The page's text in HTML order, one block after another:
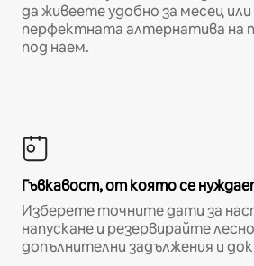
да живеете удобно за месец или
перфектната алтернатива на
под наем.
Гъвкавост, от която се
Изберете точните дати за
напускане и резервирайте
допълнителни задължения и